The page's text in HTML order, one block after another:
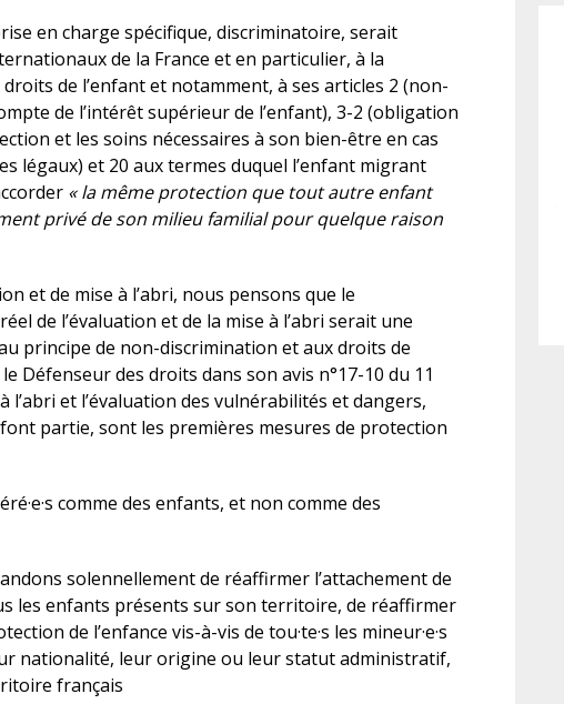
en charge spécifique, discriminatoire, serait
de la France et en particulier, à la
de l’enfant et notamment, à ses articles 2 (non-
de l’intérêt supérieur de l’enfant), 3-2 (obligation
et les soins nécessaires à son bien-être en cas
légaux) et 20 aux termes duquel l’enfant migrant
« la même protection que tout autre enfant
privé de son milieu familial pour quelque raison
et de mise à l’abri, nous pensons que le
de l’évaluation et de la mise à l’abri serait une
principe de non-discrimination et aux droits de
Défenseur des droits dans son avis n°17-10 du 11
l’abri et l’évaluation des vulnérabilités et dangers,
partie, sont les premières mesures de protection
comme des enfants, et non comme des
solennellement de réaffirmer l’attachement de
les enfants présents sur son territoire, de réaffirmer
de l’enfance vis-à-vis de tou·te·s les mineur·e·s
nationalité, leur origine ou leur statut administratif,
français